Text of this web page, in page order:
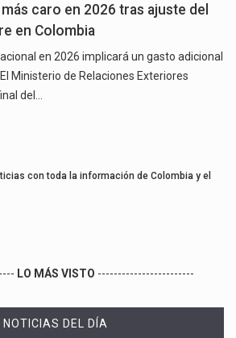
caro en 2026 tras ajuste del
en Colombia
en 2026 implicará un gasto adicional
Ministerio de Relaciones Exteriores
del…
con toda la información de Colombia y el
LO MÁS VISTO ------------------------
NOTICIAS DEL DÍA